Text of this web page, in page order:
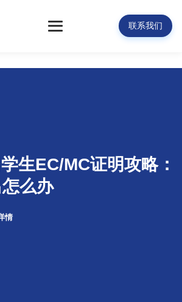
联系我们
生EC/MC证明攻略：
么办
情